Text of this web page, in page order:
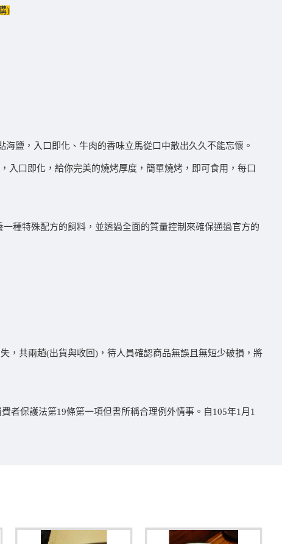
)
鹽，入口即化、牛肉的香味立馬從口中散出久久不能忘懷。
入口即化，給你完美的燒烤厚度，簡單燒烤，即可食用，每口
種特殊配方的飼料，並透過全面的質量控制來確保通過官方的
，共兩趟(出貨與收回)，待人員確認商品無誤且無短少破損，將
者保護法第19條第一項但書所稱合理例外情事。自105年1月1